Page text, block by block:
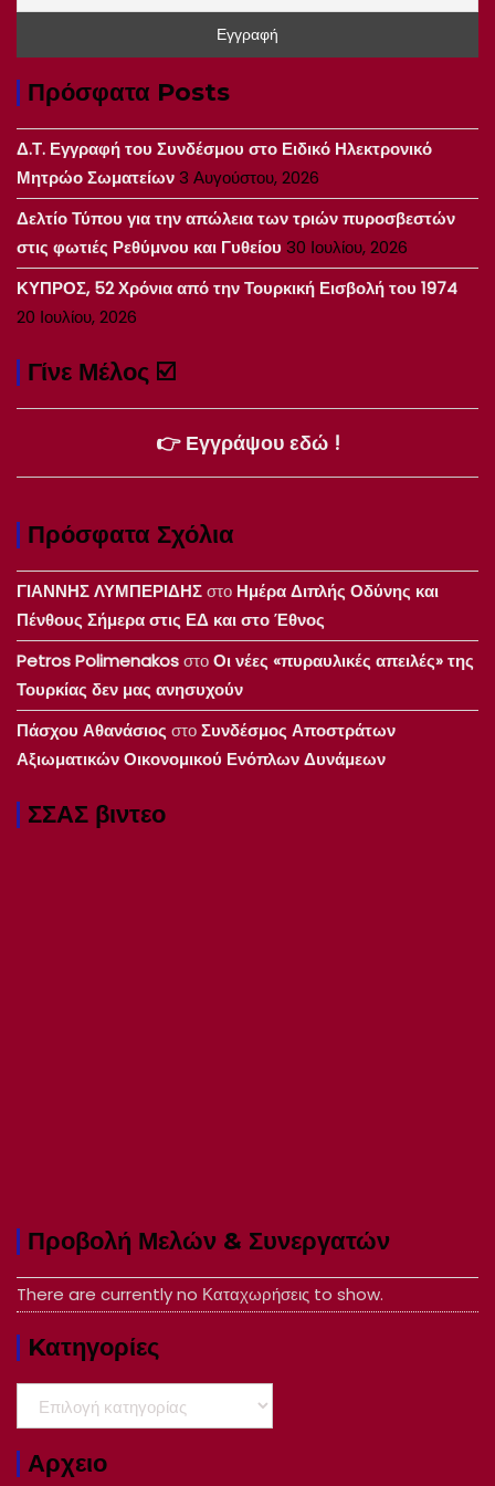
Πρόσφατα Posts
Δ.Τ. Εγγραφή του Συνδέσμου στο Ειδικό Ηλεκτρονικό
Μητρώο Σωματείων3 Αυγούστου, 2026
Δελτίο Τύπου για την απώλεια των τριών πυροσβεστών
στις φωτιές Ρεθύμνου και Γυθείου 30 Ιουλίου, 2026
ΚΥΠΡΟΣ, 52 Χρόνια από την Τουρκική Εισβολή του 1974
20 Ιουλίου, 2026
Γίνε Μέλος ☑️
👉 Εγγράψου εδώ !
Πρόσφατα Σχόλια
ΓΙΑΝΝΗΣ ΛΥΜΠΕΡΙΔΗΣστο Ημέρα Διπλής Οδύνης και
Πένθους Σήμερα στις ΕΔ και στο Έθνος
Petros PolimenakosστοΟι νέες «πυραυλικές απειλές» της
Τουρκίας δεν μας ανησυχούν
Πάσχου Αθανάσιος στοΣυνδέσμος Αποστράτων
Αξιωματικών Οικονομικού Ενόπλων Δυνάμεων
ΣΣΑΣ βιντεο
Προβολή Μελών & Συνεργατών
There are currently no Καταχωρήσεις to show.
Kατηγορίες
Αρχειο